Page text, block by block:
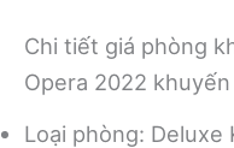
Chi tiết giá phòng
Opera 2022 khuyến
Loại phòng: